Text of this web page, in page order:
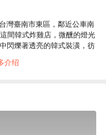
灣臺南市東區，鄰近公車南
間韓式炸雞店，微醺的燈光
閃爍著透亮的韓式裝潢，彷
道菜品都完美契合這裡的氛
介绍